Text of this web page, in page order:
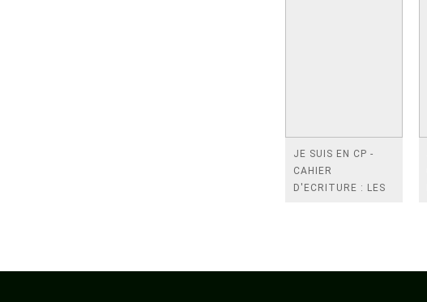
JE SUIS EN CP -
CAHIER
D'ECRITURE : LES